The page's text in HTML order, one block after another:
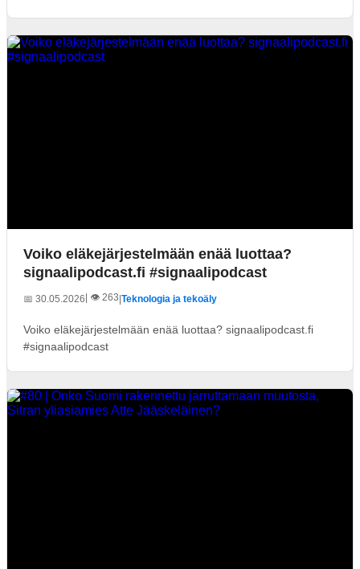
Voiko eläkejärjestelmään enää luottaa?
signaalipodcast.fi #signaalipodcast
📅 30.05.2026 | 👁️ 263|Teknologia ja tekoäly
Voiko eläkejärjestelmään enää luottaa? signaalipodcast.fi
#signaalipodcast